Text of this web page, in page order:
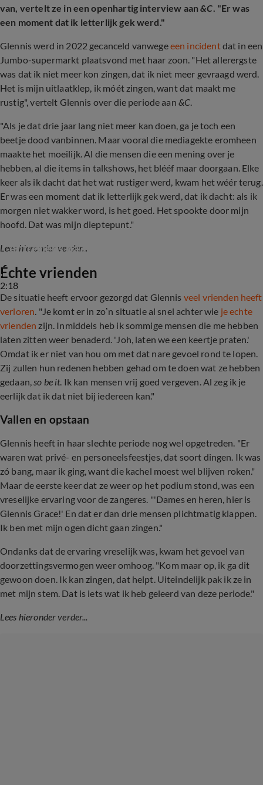
van, vertelt ze in een openhartig interview aan&C. "Er was
een moment dat ik letterlijk gek werd."
Glennis werd in 2022 gecanceld vanwegeeen incidentdat in een
Jumbo-supermarkt plaatsvond met haar zoon. "Het allerergste
was dat ik niet meer kon zingen, dat ik niet meer gevraagd werd.
Het is mijn uitlaatklep, ik móét zingen, want dat maakt me
rustig", vertelt Glennis over die periode aan &C.
"Als je dat drie jaar lang niet meer kan doen, ga je toch een
beetje dood vanbinnen. Maar vooral die mediagekte eromheen
maakte het moeilijk. Al die mensen die een mening over je
hebben, al die items in talkshows, het blééf maar doorgaan. Elke
keer als ik dacht dat het wat rustiger werd, kwam het wéér terug.
Er was een moment dat ik letterlijk gek werd, dat ik dacht: als ik
morgen niet wakker word, is het goed. Het spookte door mijn
hoofd. Dat was mijn dieptepunt."
Lees hieronder verder...
2:18
Glennis Grace openhartig over lastige
optredens na Jumbo-rel
Échte vrienden
De situatie heeft ervoor gezorgd dat Glennis veel vrienden heeft
verloren. "Je komt er in zo’n situatie al snel achter wie je echte
vrienden zijn. Inmiddels heb ik sommige mensen die me hebben
laten zitten weer benaderd. 'Joh, laten we een keertje praten.'
Omdat ik er niet van hou om met dat nare gevoel rond te lopen.
Zij zullen hun redenen hebben gehad om te doen wat ze hebben
gedaan,so be it. Ik kan mensen vrij goed vergeven. Al zeg ik je
eerlijk dat ik dat niet bij iedereen kan."
Vallen en opstaan
Glennis heeft in haar slechte periode nog wel opgetreden. "Er
waren wat privé- en personeelsfeestjes, dat soort dingen. Ik was
zó bang, maar ik ging, want die kachel moest wel blijven roken."
Maar de eerste keer dat ze weer op het podium stond, was een
vreselijke ervaring voor de zangeres. "'Dames en heren, hier is
Glennis Grace!' En dat er dan drie mensen plichtmatig klappen.
Ik ben met mijn ogen dicht gaan zingen."
Ondanks dat de ervaring vreselijk was, kwam het gevoel van
doorzettingsvermogen weer omhoog. "Kom maar op, ik ga dit
gewoon doen. Ik kan zingen, dat helpt. Uiteindelijk pak ik ze in
met mijn stem. Dat is iets wat ik heb geleerd van deze periode."
Lees hieronder verder...